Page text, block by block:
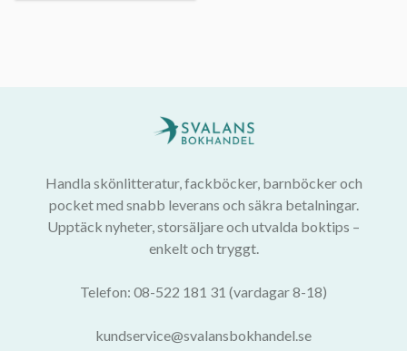
Handla skönlitteratur, fackböcker, barnböcker och
pocket med snabb leverans och säkra betalningar.
Upptäck nyheter, storsäljare och utvalda boktips –
enkelt och tryggt.
Telefon: 08-522 181 31 (vardagar 8-18)
kundservice@svalansbokhandel.se